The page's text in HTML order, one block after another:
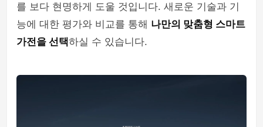
를 보다 현명하게 도울 것입니다. 새로운 기술과 기
능에 대한 평가와 비교를 통해 나만의 맞춤형 스마트
가전을 선택하실 수 있습니다.